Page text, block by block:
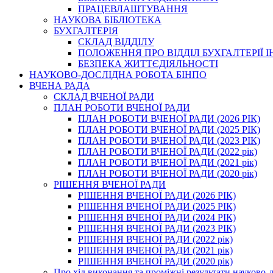
ПРАЦЕВЛАШТУВАННЯ
НАУКОВА БІБЛІОТЕКА
БУХГАЛТЕРІЯ
СКЛАД ВІДДІЛУ
ПОЛОЖЕННЯ ПРО ВІДДІЛ БУХГАЛТЕРІЇ
БЕЗПЕКА ЖИТТЄДІЯЛЬНОСТІ
НАУКОВО-ДОСЛІДНА РОБОТА БІНПО
ВЧЕНА РАДА
СКЛАД ВЧЕНОЇ РАДИ
ПЛАН РОБОТИ ВЧЕНОЇ РАДИ
ПЛАН РОБОТИ ВЧЕНОЇ РАДИ (2026 РІК)
ПЛАН РОБОТИ ВЧЕНОЇ РАДИ (2025 РІК)
ПЛАН РОБОТИ ВЧЕНОЇ РАДИ (2023 РІК)
ПЛАН РОБОТИ ВЧЕНОЇ РАДИ (2022 рік)
ПЛАН РОБОТИ ВЧЕНОЇ РАДИ (2021 рік)
ПЛАН РОБОТИ ВЧЕНОЇ РАДИ (2020 рік)
РІШЕННЯ ВЧЕНОЇ РАДИ
РІШЕННЯ ВЧЕНОЇ РАДИ (2026 РІК)
РІШЕННЯ ВЧЕНОЇ РАДИ (2025 РІК)
РІШЕННЯ ВЧЕНОЇ РАДИ (2024 РІК)
РІШЕННЯ ВЧЕНОЇ РАДИ (2023 РІК)
РІШЕННЯ ВЧЕНОЇ РАДИ (2022 рік)
РІШЕННЯ ВЧЕНОЇ РАДИ (2021 рік)
РІШЕННЯ ВЧЕНОЇ РАДИ (2020 рік)